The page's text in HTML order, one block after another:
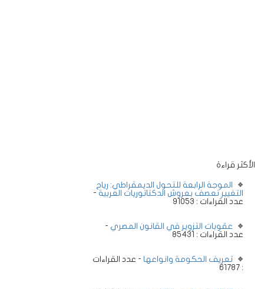
الأكثر قراءة
الموجة الرابعة للتحول الديمقراطي: رياح
التغيير تعصف بعروش الدكتاتوريات العربية -
عدد القراءات : 91053
عقوبات التزوير في القانون المصري -
عدد القراءات : 85431
تعريف الحكومة وانواعها - عدد القراءات
: 61787